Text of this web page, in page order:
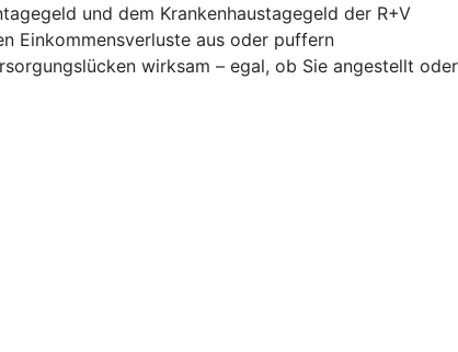
und dem Krankenhaustagegeld der R+V
Einkommensverluste aus oder puffern
wirksam – egal, ob Sie angestellt oder